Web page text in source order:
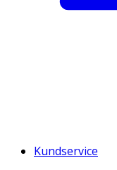
Kundservice